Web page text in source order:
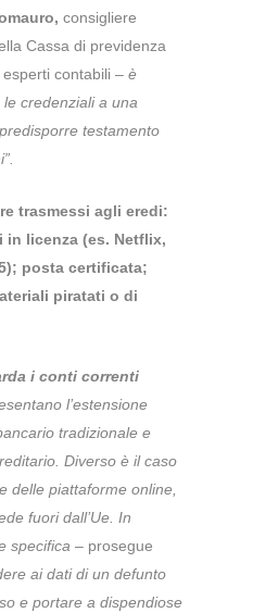
consigliere
Cassa di previdenza
contabili – è
credenziali a una
testamento
trasmessi agli eredi:
licenza (es. Netflix,
posta certificata;
piratati o di
i conti correnti
l’estensione
tradizionale e
Diverso è il caso
delle piattaforme online,
fuori dall’Ue. In
specifica – prosegue
ai dati di un defunto
e portare a dispendiose